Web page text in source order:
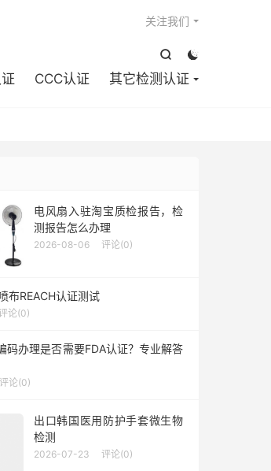


CCC认证 其它检测认证
关注我们
电风扇入驻淘宝质检报告，检
测报告怎么办理
2026-08-06 评论(0)
布REACH认证测试
论(0)
码办理是否需要FDA认证？专业解答
评论(0)
出口韩国医用防护手套微生物
检测
2026-07-23 评论(0)